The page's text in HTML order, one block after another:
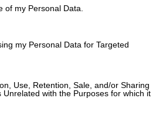
of my Personal Data.
my Personal Data for Targeted
Use, Retention, Sale, and/or Sharing
with the Purposes for which it
nei nostri campi e vengono
grande importanza alle tecniche
i lieviti selvaggi sono
operazioni sono in pieno svolgimento
Tra questi c’è anche la Foeder
in una botte dove prima c’era vino
e ne ha approfondito la